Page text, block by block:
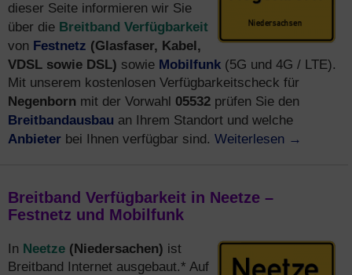
dieser Seite informieren wir Sie
über die Breitband Verfügbarkeit
von Festnetz (Glasfaser, Kabel,
VDSL sowie DSL) sowie Mobilfunk (5G und 4G / LTE).
Mit unserem kostenlosen Verfügbarkeitscheck für
Negenborn mit der Vorwahl 05532 prüfen Sie den
Breitbandausbau an Ihrem Standort und welche
Anbieter bei Ihnen verfügbar sind. Weiterlesen →
Breitband Verfügbarkeit in Neetze –
Festnetz und Mobilfunk
In Neetze (Niedersachen) ist
Breitband Internet ausgebaut.* Auf